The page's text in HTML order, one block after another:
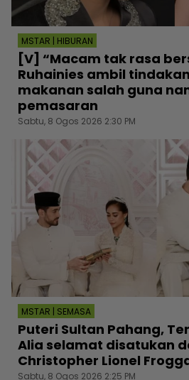
MSTAR | HIBURAN
[V] “Macam tak rasa
Ruhainies ambil
makanan salah guna
pemasaran
Sabtu, 8 Ogos 2026 2:30 PM
MSTAR | SEMASA
Puteri Sultan Pahang,
Alia selamat disatukan
Christopher Lionel
Sabtu, 8 Ogos 2026 2:25 PM